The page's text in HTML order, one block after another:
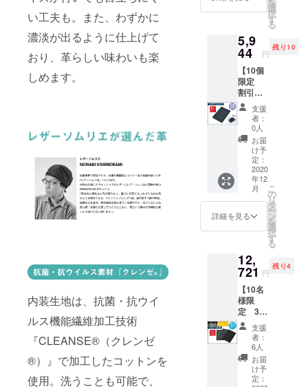
い工夫も。また、わずかに
濃淡が出るように仕上げて
おり、革らしい味わいも楽
しめます。
内装生地は、抗菌・抗ウイ
ルス機能繊維加工技術
『CLEANSE®︎（クレンゼ
®︎）』で加工したコットンを
使用。洗うことも可能で、
ます。
クリス
マスギ
フト用
として
お急ぎ
の方は
備考欄
にその
旨ご記
載くだ
さい。
ン等、
一部変
更にな
る場合
がござ
いま
す。あ
らかじ
めご了
承くだ
さい。
※2020
年12月
中旬の
発送を
予定し
ており
フト用
として
お急ぎ
の方は
備考欄
にその
旨ご記
載くだ
さい。
個 一般
販売予
¥6,582
（消費
税・送
料込
み）の
とこ
ろ、 支
援者様
限定価
格
¥5,944
（消費
税・送
料込
み）で
お届け
しま
ン等、
一部変
更にな
る場合
がござ
いま
す。あ
らかじ
めご了
承くだ
さい。
※2020
選
択
す
る
5,9
44 円
残り10
【10個
限定
割引
10%OF
F】 限
定数：
10個 レ
ザーマ
スクホ
ルダー
（本体
色：ネ
イビー
ブ
ルー）×
1個 一
予定価
格
¥6,582
（消費
税・送
料込
み）の
とこ
ろ、 支
援者様
限定価
支援
者：
0人
お届
け予
定：
2020
年12
月
詳細を見る
こ
の
リ
タ
ー
ン
を
選
択
す
る
12,
721 円
残り4
【10名
様限
定 3色
セット
特別割
35%OF
F】 限
定数：
支援
者：
6人
お届
け予
定：